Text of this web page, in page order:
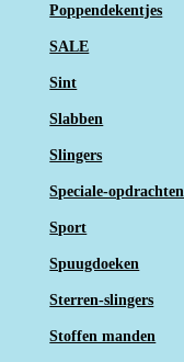
Poppendekentjes
SALE
Sint
Slabben
Slingers
Speciale-opdrachten
Sport
Spuugdoeken
Sterren-slingers
Stoffen manden